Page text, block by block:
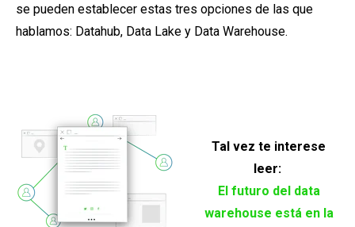
se pueden establecer estas tres opciones de las que
hablamos: Datahub, Data Lake y Data Warehouse.
Tal vez te interese
leer:
El futuro del data
warehouse está en la